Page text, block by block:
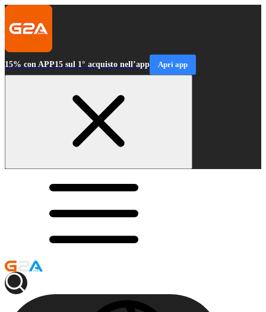
15% con APP15 sul 1° acquisto nell’app Apri app